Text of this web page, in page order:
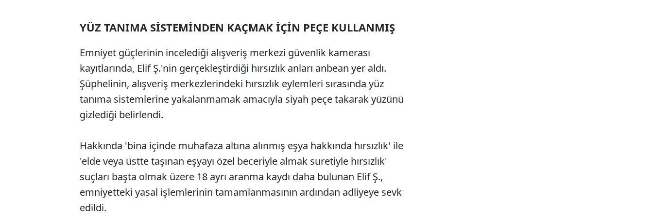
YÜZ TANIMA SİSTEMİNDEN KAÇMAK İÇİN PEÇE KULLANMIŞ
Emniyet güçlerinin incelediği alışveriş merkezi güvenlik kamerası
kayıtlarında, Elif Ş.'nin gerçekleştirdiği hırsızlık anları anbean yer aldı.
Şüphelinin, alışveriş merkezlerindeki hırsızlık eylemleri sırasında yüz
tanıma sistemlerine yakalanmamak amacıyla siyah peçe takarak yüzünü
gizlediği belirlendi.
Hakkında 'bina içinde muhafaza altına alınmış eşya hakkında hırsızlık' ile
'elde veya üstte taşınan eşyayı özel beceriyle almak suretiyle hırsızlık'
suçları başta olmak üzere 18 ayrı aranma kaydı daha bulunan Elif Ş.,
emniyetteki yasal işlemlerinin tamamlanmasının ardından adliyeye sevk
edildi.